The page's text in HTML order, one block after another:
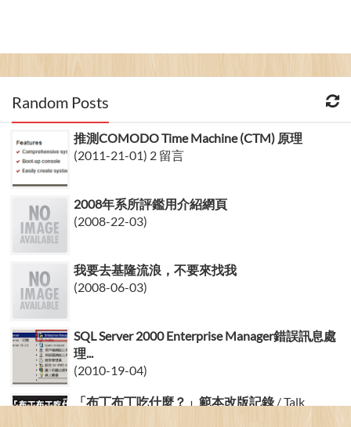
Random Posts
推測COMODO Time Machine (CTM) 原理
(2011-21-01) 2 留言
2008年系所評鑑用介紹網頁
(2008-22-03)
我要去基隆流浪，不要來找我
(2008-06-03)
SQL Server 2000 Enterprise Manager錯誤訊息處
理...
(2010-19-04)
「布丁布丁吃什麼？」範本改版記錄/ Talk